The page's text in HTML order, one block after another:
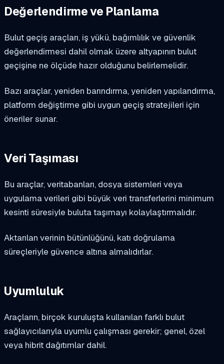
Değerlendirme ve Planlama
Bulut geçiş araçları, iş yükü, bağımlılık ve güvenlik
değerlendirmesi dahil olmak üzere altyapının bulut
geçişine ne ölçüde hazır olduğunu belirlemelidir.
Bazı araçlar, yeniden barındırma, yeniden yapılandırma,
platform değiştirme gibi uygun geçiş stratejileri için
öneriler sunar.
Veri Taşıması
Bu araçlar, veritabanları, dosya sistemleri veya
uygulama verileri gibi büyük veri transferlerini minimum
kesinti süresiyle buluta taşımayı kolaylaştırmalıdır.
Aktarılan verinin bütünlüğünü, katı doğrulama
süreçleriyle güvence altına almalıdırlar.
Uyumluluk
Araçların, birçok kuruluşta kullanılan farklı bulut
sağlayıcılarıyla uyumlu çalışması gerekir; genel, özel
veya hibrit dağıtımlar dahil.